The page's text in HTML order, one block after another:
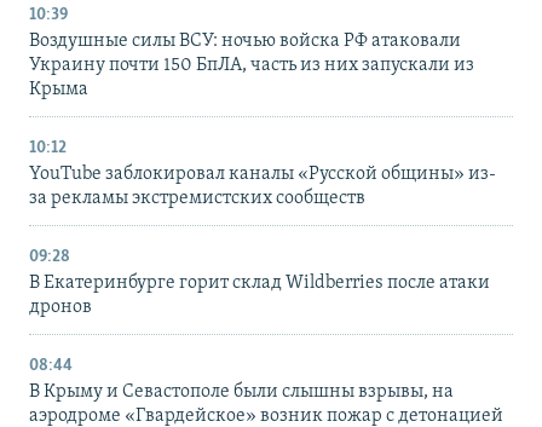
10:39
Воздушные силы ВСУ: ночью войска РФ атаковали
Украину почти 150 БпЛА, часть из них запускали из
Крыма
10:12
YouTube заблокировал каналы «Русской общины» из-
за рекламы экстремистских сообществ
09:28
В Екатеринбурге горит склад Wildberries после атаки
дронов
08:44
В Крыму и Севастополе были слышны взрывы, на
аэродроме «Гвардейское» возник пожар с детонацией